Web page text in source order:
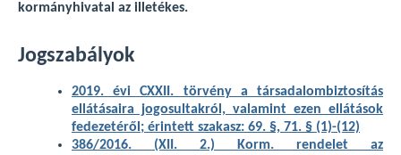
kormányhivatal az illetékes.
Jogszabályok
2019. évi CXXII. törvény a társadalombiztosítás
ellátásaira jogosultakról, valamint ezen ellátások
fedezetéről; érintett szakasz: 69. §, 71. § (1)-(12)
386/2016. (XII. 2.) Korm. rendelet az